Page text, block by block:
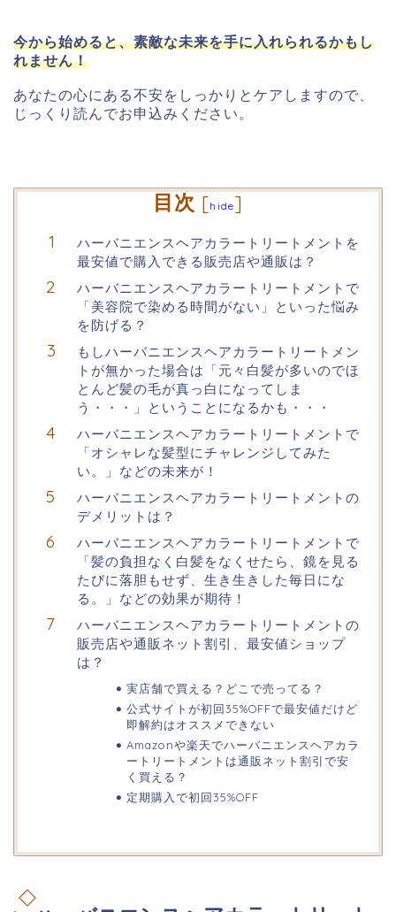
今から始めると、素敵な未来を手に入れられるかもし
れません！
あなたの心にある不安をしっかりとケアしますので、
じっくり読んでお申込みください。
目次 [hide]
ハーバニエンスヘアカラートリートメントを
最安値で購入できる販売店や通販は？
ハーバニエンスヘアカラートリートメントで
「美容院で染める時間がない」といった悩み
を防げる？
もしハーバニエンスヘアカラートリートメン
トが無かった場合は「元々白髪が多いのでほ
とんど髪の毛が真っ白になってしま
う・・・」ということになるかも・・・
ハーバニエンスヘアカラートリートメントで
「オシャレな髪型にチャレンジしてみた
い。」などの未来が！
ハーバニエンスヘアカラートリートメントの
デメリットは？
ハーバニエンスヘアカラートリートメントで
「髪の負担なく白髪をなくせたら、鏡を見る
たびに落胆もせず、生き生きした毎日にな
る。」などの効果が期待！
ハーバニエンスヘアカラートリートメントの
販売店や通販ネット割引、最安値ショップ
は？
実店舗で買える？どこで売ってる？
公式サイトが初回35%OFFで最安値だけど
即解約はオススメできない
Amazonや楽天でハーバニエンスヘアカラ
ートリートメントは通販ネット割引で安
く買える？
定期購入で初回35%OFF